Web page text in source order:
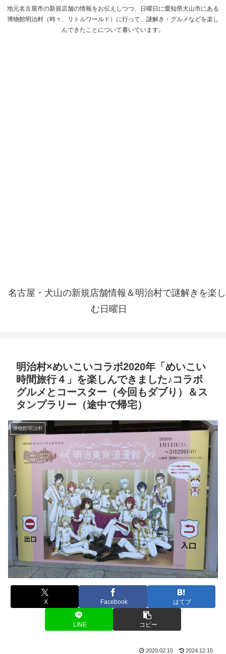
地元名古屋市の新規店舗の情報をお伝えしつつ、日曜日に愛知県犬山市にある
博物館明治村（時々、リトルワールド）に行って、謎解き・グルメなどを楽し
んできたことについて書いています。
名古屋・犬山の新規店舗情報＆明治村で謎解きを楽し
む日曜日
明治村×めいこいコラボ2020年「めいこい
時間旅行４」を楽しんできました♪コラボ
グルメとコースター（今回もダブり）＆ス
タンプラリー（途中で帰宅）
博物館明治村
X Facebook はてブ
LINE コピー
2020.02.15 2024.12.15